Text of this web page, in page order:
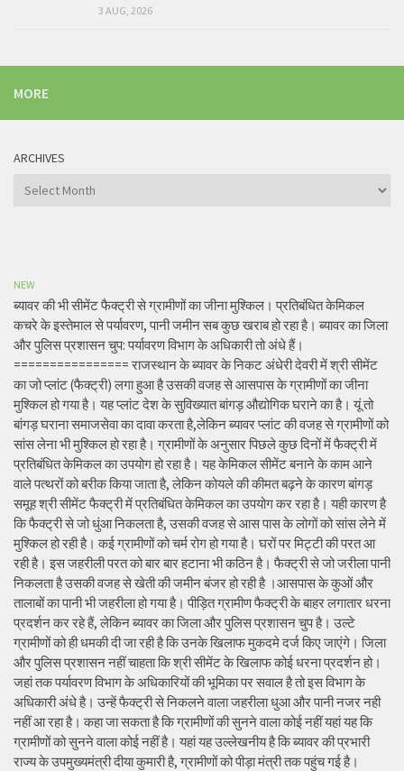
3 AUG, 2026
MORE
ARCHIVES
Archives
NEW
ब्यावर की भी सीमेंट फैक्ट्री से ग्रामीणों का जीना मुश्किल। प्रतिबंधित केमिकल
कचरे के इस्तेमाल से पर्यावरण, पानी जमीन सब कुछ खराब हो रहा है। ब्यावर का जिला
और पुलिस प्रशासन चुप: पर्यावरण विभाग के अधिकारी तो अंधे हैं।
================ राजस्थान के ब्यावर के निकट अंधेरी देवरी में श्री सीमेंट
का जो प्लांट (फैक्ट्री) लगा हुआ है उसकी वजह से आसपास के ग्रामीणों का जीना
मुश्किल हो गया है। यह प्लांट देश के सुविख्यात बांगड़ औद्योगिक घराने का है। यूं तो
बांगड़ घराना समाजसेवा का दावा करता है,लेकिन ब्यावर प्लांट की वजह से ग्रामीणों को
सांस लेना भी मुश्किल हो रहा है। ग्रामीणों के अनुसार पिछले कुछ दिनों में फैक्ट्री में
प्रतिबंधित केमिकल का उपयोग हो रहा है। यह केमिकल सीमेंट बनाने के काम आने
वाले पत्थरों को बरीक किया जाता है, लेकिन कोयले की कीमत बढ़ने के कारण बांगड़
समूह श्री सीमेंट फैक्ट्री में प्रतिबंधित केमिकल का उपयोग कर रहा है। यही कारण है
कि फैक्ट्री से जो धुंआ निकलता है, उसकी वजह से आस पास के लोगों को सांस लेने में
मुश्किल हो रही है। कई ग्रामीणों को चर्म रोग हो गया है। घरों पर मिट्टी की परत आ
रही है। इस जहरीली परत को बार बार हटाना भी कठिन है। फैक्ट्री से जो जरीला पानी
निकलता है उसकी वजह से खेती की जमीन बंजर हो रही है ।आसपास के कुओं और
तालाबों का पानी भी जहरीला हो गया है। पीड़ित ग्रामीण फैक्ट्री के बाहर लगातार धरना
प्रदर्शन कर रहे हैं, लेकिन ब्यावर का जिला और पुलिस प्रशासन चुप है। उल्टे
ग्रामीणों को ही धमकी दी जा रही है कि उनके खिलाफ मुकदमे दर्ज किए जाएंगे। जिला
और पुलिस प्रशासन नहीं चाहता कि श्री सीमेंट के खिलाफ कोई धरना प्रदर्शन हो।
जहां तक पर्यावरण विभाग के अधिकारियों की भूमिका पर सवाल है तो इस विभाग के
अधिकारी अंधे है। उन्हें फैक्ट्री से निकलने वाला जहरीला धुआ और पानी नजर नही
नहीं आ रहा है। कहा जा सकता है कि ग्रामीणों की सुनने वाला कोई नहीं यहां यह कि
ग्रामीणों को सुनने वाला कोई नहीं है। यहां यह उल्लेखनीय है कि ब्यावर की प्रभारी
राज्य के उपमुख्यमंत्री दीया कुमारी है, ग्रामीणों को पीड़ा मंत्री तक पहुंच गई है।